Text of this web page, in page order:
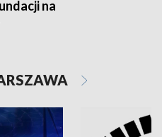
na